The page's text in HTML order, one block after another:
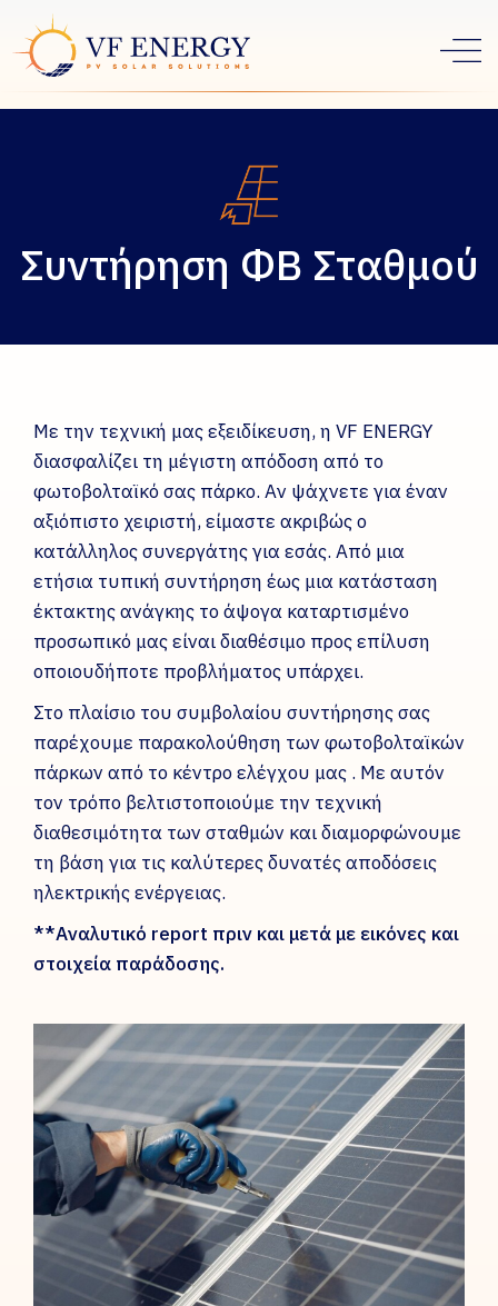
Συντήρηση ΦΒ Σταθμού
Με την τεχνική μας εξειδίκευση, η VF ENERGY
διασφαλίζει τη μέγιστη απόδοση από το
φωτοβολταϊκό σας πάρκο. Αν ψάχνετε για έναν
αξιόπιστο χειριστή, είμαστε ακριβώς ο
κατάλληλος συνεργάτης για εσάς. Από μια
ετήσια τυπική συντήρηση έως μια κατάσταση
έκτακτης ανάγκης το άψογα καταρτισμένο
προσωπικό μας είναι διαθέσιμο προς επίλυση
οποιουδήποτε προβλήματος υπάρχει.
Στο πλαίσιο του συμβολαίου συντήρησης σας
παρέχουμε παρακολούθηση των φωτοβολταϊκών
πάρκων από το κέντρο ελέγχου μας . Με αυτόν
τον τρόπο βελτιστοποιούμε την τεχνική
διαθεσιμότητα των σταθμών και διαμορφώνουμε
τη βάση για τις καλύτερες δυνατές αποδόσεις
ηλεκτρικής ενέργειας.
**Αναλυτικό report πριν και μετά με εικόνες και
στοιχεία παράδοσης.